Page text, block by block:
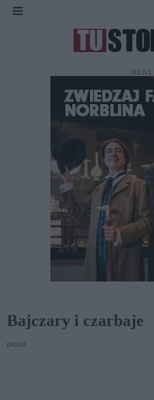
Bajczary i czarbaje
proza